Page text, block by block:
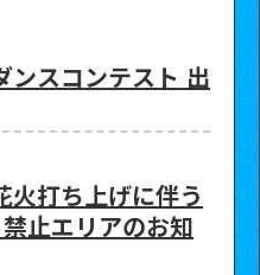
ンスコンテスト 出
打ち上げに伴う
止エリアのお知